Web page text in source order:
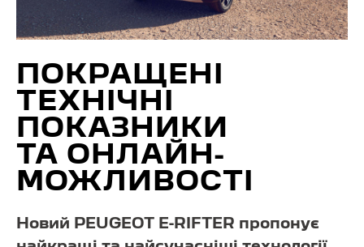
ПОКРАЩЕНІ
ТЕХНІЧНІ
ПОКАЗНИКИ
ТА ОНЛАЙН-
МОЖЛИВОСТІ
Новий PEUGEOT E-RIFTER пропонує